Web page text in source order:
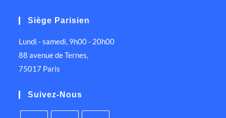
Siège Parisien
Lundi - samedi, 9h00 - 20h00
88 avenue de Ternes,
75017 Paris
Suivez-Nous